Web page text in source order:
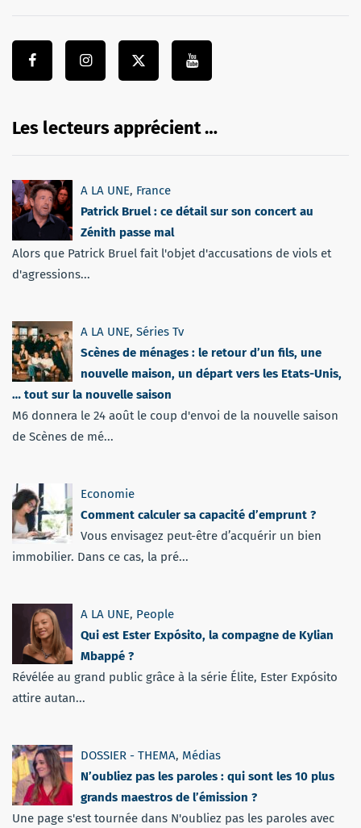
Les lecteurs apprécient …
A LA UNE, France
Patrick Bruel : ce détail sur son concert au
Zénith passe mal
Alors que Patrick Bruel fait l'objet d'accusations de viols et
d'agressions...
A LA UNE, Séries Tv
Scènes de ménages : le retour d’un fils, une
nouvelle maison, un départ vers les Etats-Unis,
… tout sur la nouvelle saison
M6 donnera le 24 août le coup d'envoi de la nouvelle saison
de Scènes de mé...
Economie
Comment calculer sa capacité d’emprunt ?
Vous envisagez peut-être d’acquérir un bien
immobilier. Dans ce cas, la pré...
A LA UNE, People
Qui est Ester Expósito, la compagne de Kylian
Mbappé ?
Révélée au grand public grâce à la série Élite, Ester Expósito
attire autan...
DOSSIER - THEMA, Médias
N’oubliez pas les paroles : qui sont les 10 plus
grands maestros de l’émission ?
Une page s'est tournée dans N'oubliez pas les paroles avec